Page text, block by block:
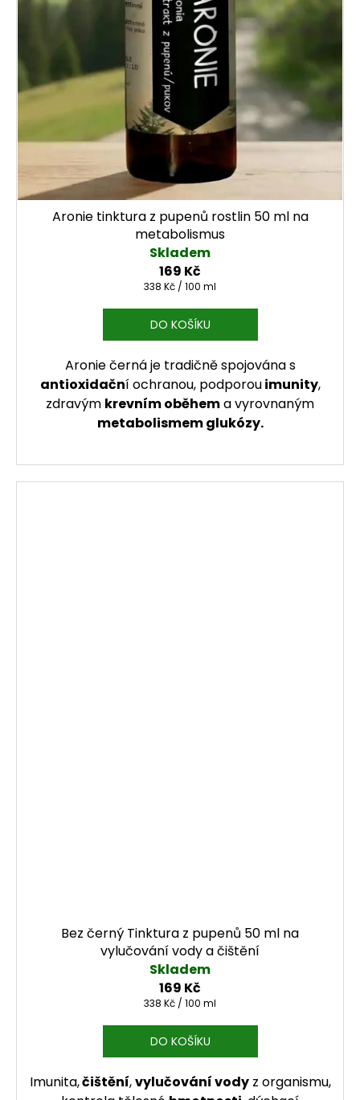
Aronie tinktura z pupenů rostlin 50 ml na
metabolismus
Skladem
169 Kč
Měrná cena:
338 Kč / 100 ml
DO KOŠÍKU
Aronie černá je tradičně spojována s
antioxidační ochranou, podporouimunity,
zdravým krevním oběhema vyrovnaným
metabolismem glukózy.
Bez černý Tinktura z pupenů 50 ml na
vylučování vody a čištění
Skladem
169 Kč
Měrná cena:
338 Kč / 100 ml
DO KOŠÍKU
Imunita,čištění,vylučování vodyz organismu,